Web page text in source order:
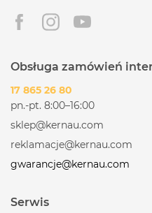
Obsługa zamówień
17 865 26 80
pn.-pt. 8:00–16:00
sklep@kernau.com
reklamacje@kernau.com
gwarancje@kernau.com
Serwis